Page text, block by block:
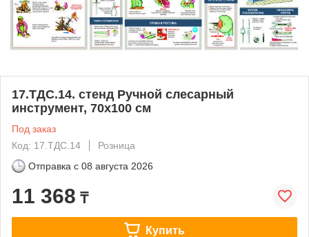
17.ТДС.14. стенд Ручной слесарный
инструмент, 70х100 см
Под заказ
Код: 17.ТДС.14
Розница
Отправка с 08 августа 2026
11 368 ₸
Купить